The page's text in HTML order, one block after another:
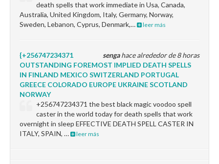
death spells that work immediate in Usa, Canada,
Australia, United Kingdom, Italy, Germany, Norway,
Sweden, Lebanon, Cyprus, Denmark,…
leer más
sengahace alrededor de 8 horas
{+256747234371
OUTSTANDING FOREMOST IMPLIED DEATH SPELLS
IN FINLAND MEXICO SWITZERLAND PORTUGAL
GREECE COLORADO EUROPE UKRAINE SCOTLAND
NORWAY
+256747234371 the best black magic voodoo spell
caster in the world today for death spells that work
overnight in sleep EFFECTIVE DEATH SPELL CASTER IN
ITALY, SPAIN, …
leer más